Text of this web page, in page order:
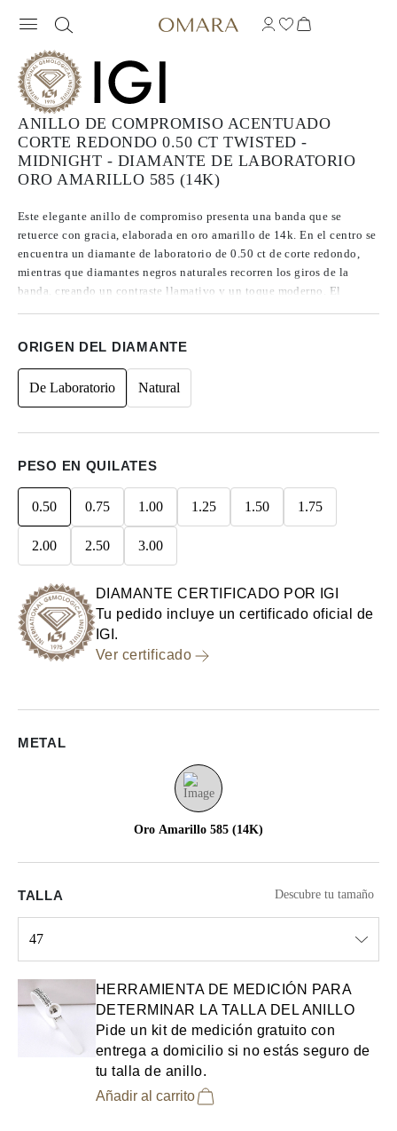
ANILLO DE COMPROMISO ACENTUADO
CORTE REDONDO 0.50 CT TWISTED -
MIDNIGHT - DIAMANTE DE LABORATORIO
ORO AMARILLO 585 (14K)
Este elegante anillo de compromiso presenta una banda que se
retuerce con gracia, elaborada en oro amarillo de 14k. En el centro se
encuentra un diamante de laboratorio de 0.50 ct de corte redondo,
mientras que diamantes negros naturales recorren los giros de la
banda, creando un contraste llamativo y un toque moderno. El
ORIGEN DEL DIAMANTE
De Laboratorio Natural
PESO EN QUILATES
0.50 0.75 1.00 1.25 1.50 1.75
2.00 2.50 3.00
DIAMANTE CERTIFICADO POR IGI
Tu pedido incluye un certificado oficial de
IGI.
Ver certificado
METAL
Oro Amarillo 585 (14K)
TALLA Descubre tu tamaño
47
HERRAMIENTA DE MEDICIÓN PARA
DETERMINAR LA TALLA DEL ANILLO
Pide un kit de medición gratuito con
entrega a domicilio si no estás seguro de
tu talla de anillo.
Añadir al carrito